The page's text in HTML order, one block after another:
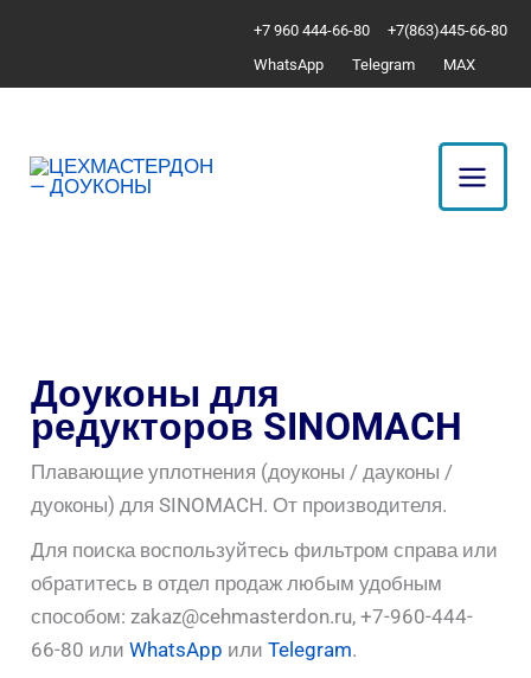
содержимому
+7 960 444-66-80
+7(863)445-66-80
WhatsApp
Telegram MAX
Доуконы для
редукторов SINOMACH
Плавающие уплотнения (доуконы / дауконы /
дуоконы) для SINOMACH. От производителя.
Для поиска воспользуйтесь фильтром справа или
обратитесь в отдел продаж любым удобным
способом: zakaz@cehmasterdon.ru, +7-960-444-
66-80 илиWhatsApp илиTelegram.
популярности